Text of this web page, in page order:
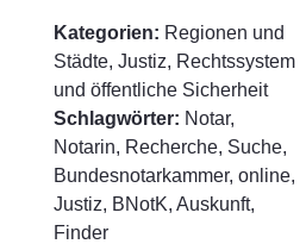
Kategorien: Regionen und
Städte, Justiz, Rechtssystem
und öffentliche Sicherheit
Schlagwörter: Notar,
Notarin, Recherche, Suche,
Bundesnotarkammer, online,
Justiz, BNotK, Auskunft,
Finder